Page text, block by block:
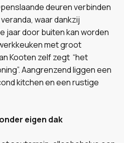
deuren verbinden
waar dankzij
jaar door buiten kan worden
met groot
Kooten zelf zegt “het
Aangrenzend liggen een
kitchen en een rustige
eigen dak